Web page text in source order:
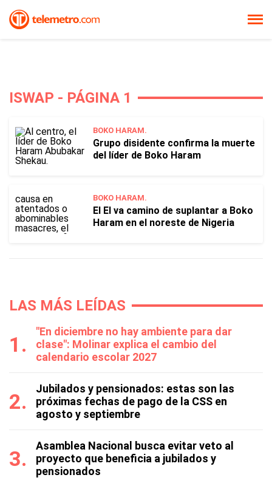
ISWAP - PÁGINA 1
BOKO HARAM.
Grupo disidente confirma la muerte
del líder de Boko Haram
BOKO HARAM.
El EI va camino de suplantar a Boko
Haram en el noreste de Nigeria
LAS MÁS LEÍDAS
"En diciembre no hay ambiente para dar
clase": Molinar explica el cambio del
calendario escolar 2027
Jubilados y pensionados: estas son las
próximas fechas de pago de la CSS en
agosto y septiembre
Asamblea Nacional busca evitar veto al
proyecto que beneficia a jubilados y
pensionados